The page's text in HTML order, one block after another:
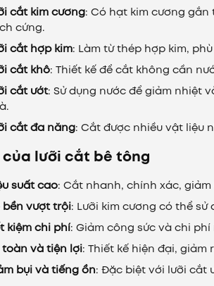
cắt kim cương: Có hạt kim cương
cứng.
cắt hợp kim: Làm từ thép hợp kim,
cắt khô: Thiết kế để cắt không cần
cắt ướt: Sử dụng nước để giảm nhiệt
cắt đa năng: Cắt được nhiều vật liệu
của lưỡi cắt bê tông
suất cao: Cắt nhanh, chính xác,
vượt trội: Lưỡi kim cương có thể
kiệm chi phí: Giảm công sức và chi
toàn và tiện lợi: Thiết kế hiện đại,
bụi và tiếng ồn: Đặc biệt với lưỡi cắt